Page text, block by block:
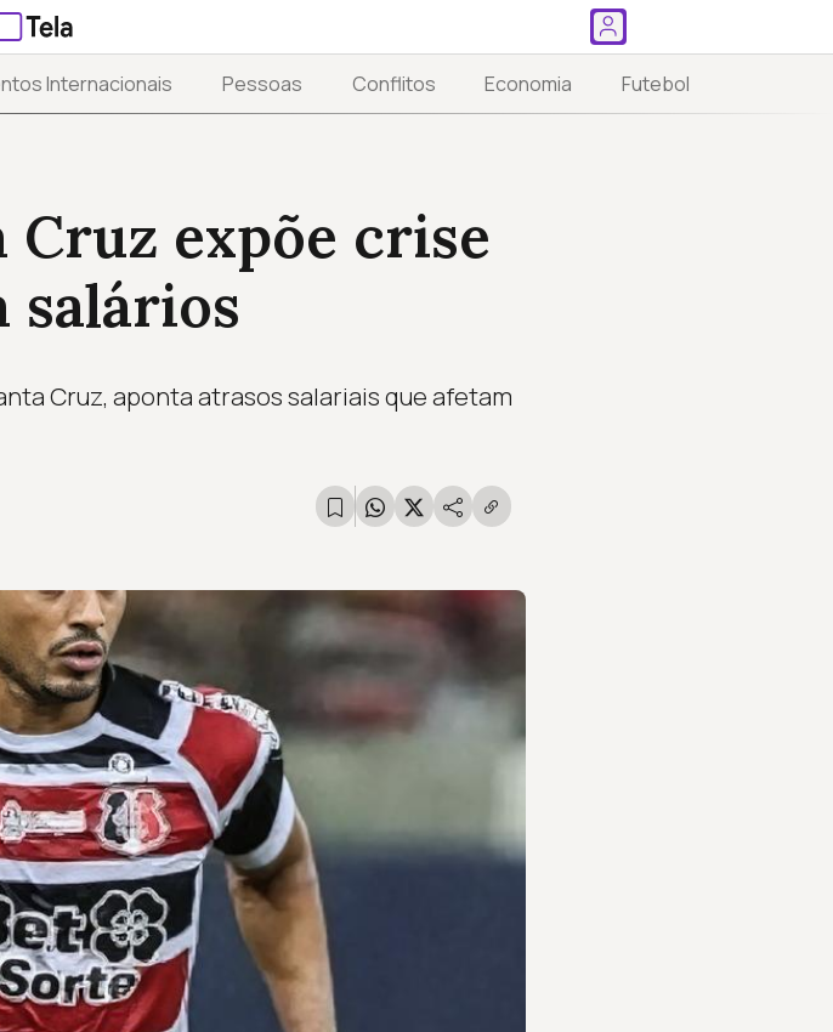
Internacionais Pessoas Conflitos Economia Futebol
Cruz expõe crise
salários
Cruz, aponta atrasos salariais que afetam